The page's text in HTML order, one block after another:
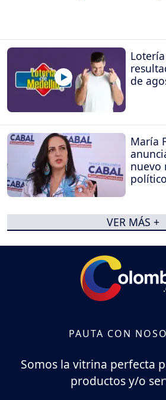
de
María
nuevo
político
VER MÁS +
PAUTA CON
Somos la vitrina perfecta
productos y/o